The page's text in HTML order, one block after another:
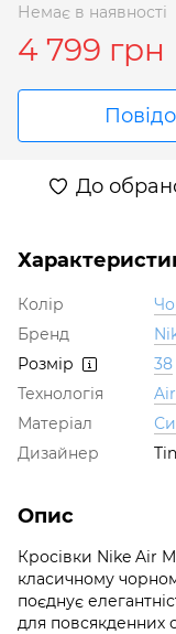
Немає в наявності
4 799 грн
До
Колір
Бренд
Розмір
38
Технологія
Air
Матеріал
Дизайнер
Опис
Кросівки Nike Air
класичному
поєднує
для повсякденних